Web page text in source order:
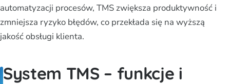
automatyzacji procesów, TMS zwiększa produktywność i
zmniejsza ryzyko błędów, co przekłada się na wyższą
jakość obsługi klienta.
System TMS – funkcje i